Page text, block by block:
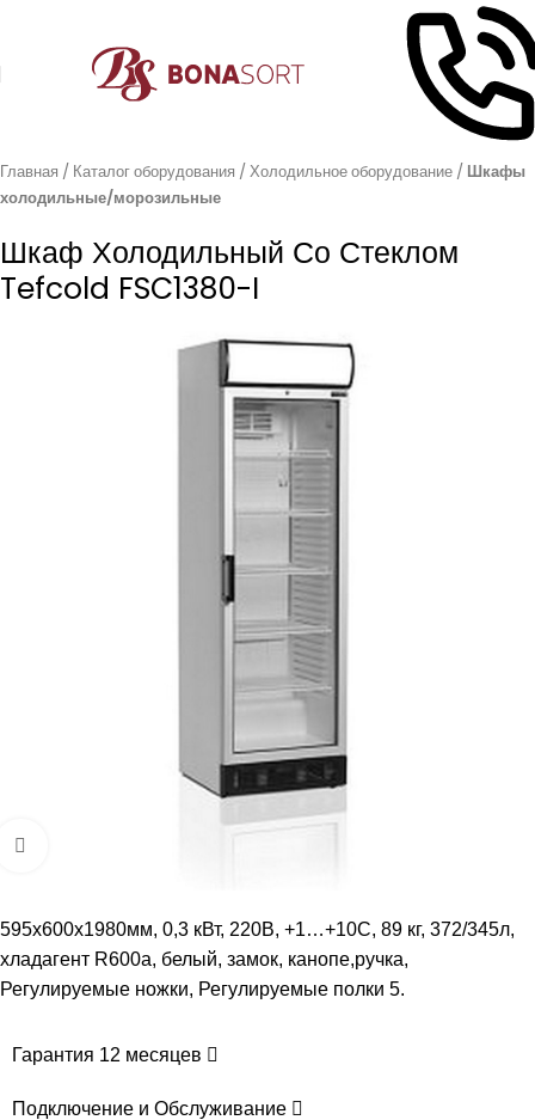
Главная Каталог оборудования Холодильное оборудование
Шкафы
холодильные/морозильные
Шкаф Холодильный Со Стеклом
Tefcold FSC1380-I
595х600х1980мм, 0,3 кВт, 220В, +1…+10С, 89 кг, 372/345л,
хладагент R600a, белый, замок, канопе,ручка,
Регулируемые ножки, Регулируемые полки 5.
Гарантия 12 месяцев
Подключение и Обслуживание